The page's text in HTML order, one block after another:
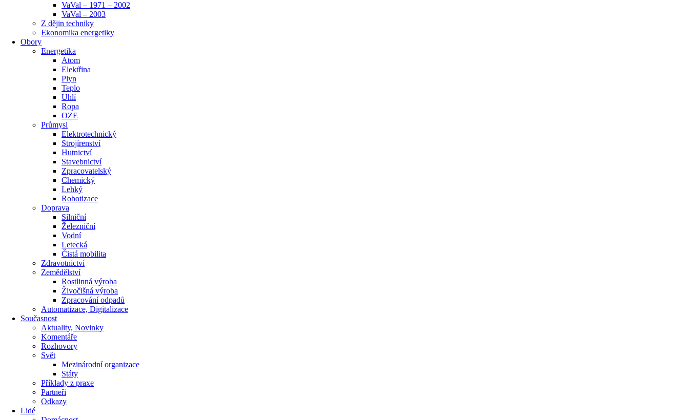
VaVal – 1971 – 2002
VaVal – 2003
Z dějin techniky
Ekonomika energetiky
Obory
Energetika
Atom
Elektřina
Plyn
Teplo
Uhlí
Ropa
OZE
Průmysl
Elektrotechnický
Strojírenství
Hutnictví
Stavebnictví
Zpracovatelský
Chemický
Lehký
Robotizace
Doprava
Silniční
Železniční
Vodní
Letecká
Čistá mobilita
Zdravotnictví
Zemědělství
Rostlinná výroba
Živočišná výroba
Zpracování odpadů
Automatizace, Digitalizace
Současnost
Aktuality, Novinky
Komentáře
Rozhovory
Svět
Mezinárodní organizace
Státy
Příklady z praxe
Partneři
Odkazy
Lidé